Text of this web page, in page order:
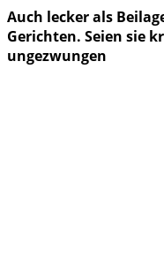
Auch lecker als
Gerichten. Seien sie
ungezwungen